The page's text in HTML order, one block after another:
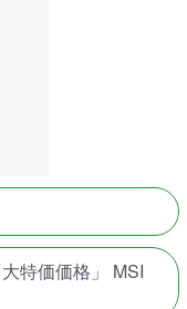
特価価格」 MSI